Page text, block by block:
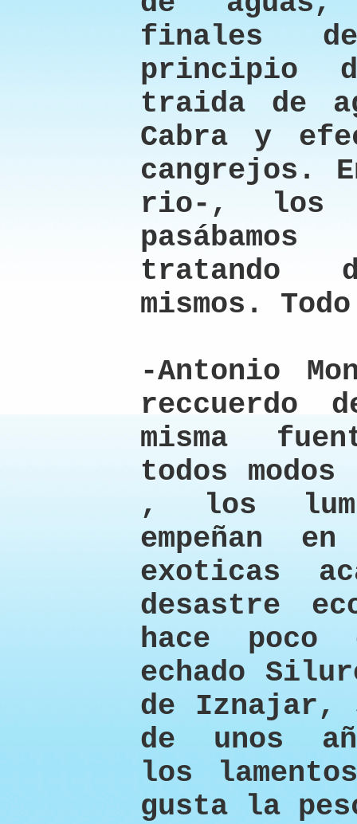
finales
principio
traida de
Cabra y
cangrejos.
rio-, los
tratando
mismos.
-Antonio
reccuerdo
misma
todos
, los
empeñan
exoticas
desastre
hace poco
echado
de Iznajar,
de unos
los
gusta la